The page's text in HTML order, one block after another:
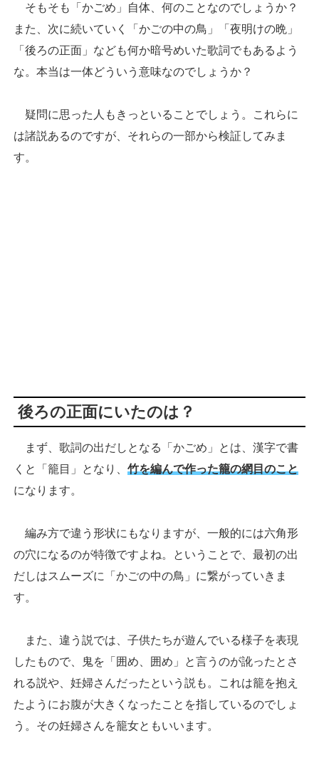
そもそも「かごめ」自体、何のことなのでしょうか？
また、次に続いていく「かごの中の鳥」「夜明けの晩」
「後ろの正面」なども何か暗号めいた歌詞でもあるよう
な。本当は一体どういう意味なのでしょうか？
疑問に思った人もきっといることでしょう。これらに
は諸説あるのですが、それらの一部から検証してみま
す。
後ろの正面にいたのは？
まず、歌詞の出だしとなる「かごめ」とは、漢字で書
くと「籠目」となり、 竹を編んで作った籠の網目のこと
になります。
編み方で違う形状にもなりますが、一般的には六角形
の穴になるのが特徴ですよね。ということで、最初の出
だしはスムーズに「かごの中の鳥」に繋がっていきま
す。
また、違う説では、子供たちが遊んでいる様子を表現
したもので、鬼を「囲め、囲め」と言うのが訛ったとさ
れる説や、妊婦さんだったという説も。これは籠を抱え
たようにお腹が大きくなったことを指しているのでしょ
う。その妊婦さんを籠女ともいいます。